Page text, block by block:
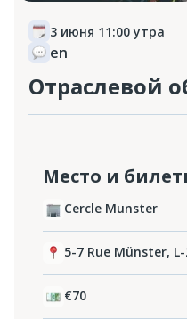
3 июня 11:00 утра
en
Отраслевой
Место и
Cercle Munster
5-7 Rue Münster,
€70